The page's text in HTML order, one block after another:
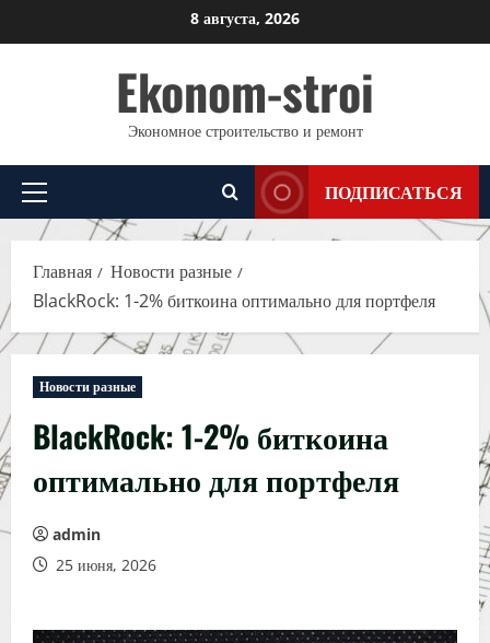
к
8 августа, 2026
Ekonom-stroi
Экономное строительство и ремонт
Основное
меню
ПОДПИСАТЬСЯ
Главная
Новости разные
BlackRock: 1-2% биткоина оптимально для портфеля
Новости разные
BlackRock: 1-2% биткоина
оптимально для портфеля
admin
25 июня, 2026